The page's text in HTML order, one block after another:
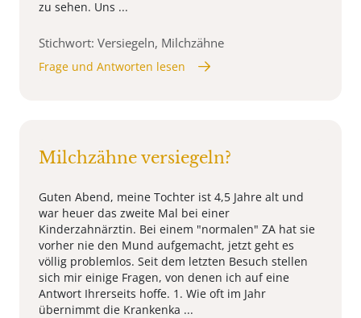
zu sehen. Uns ...
Stichwort: Versiegeln, Milchzähne
Frage und Antworten lesen
Milchzähne versiegeln?
Guten Abend, meine Tochter ist 4,5 Jahre alt und
war heuer das zweite Mal bei einer
Kinderzahnärztin. Bei einem "normalen" ZA hat sie
vorher nie den Mund aufgemacht, jetzt geht es
völlig problemlos. Seit dem letzten Besuch stellen
sich mir einige Fragen, von denen ich auf eine
Antwort Ihrerseits hoffe. 1. Wie oft im Jahr
übernimmt die Krankenka ...